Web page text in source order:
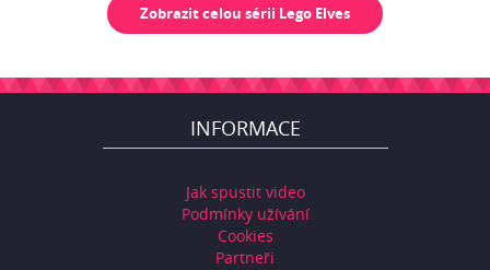
Zobrazit celou sérii Lego Elves
INFORMACE
Jak spustit video
Podmínky užívání
Cookies
Partneři